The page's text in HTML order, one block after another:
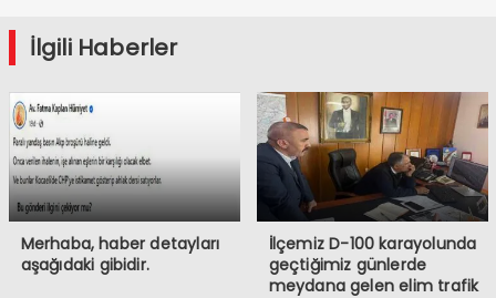
İlgili Haberler
Merhaba, haber detayları
aşağıdaki gibidir.
İlçemiz D-100 karayolunda
geçtiğimiz günlerde
meydana gelen elim trafik